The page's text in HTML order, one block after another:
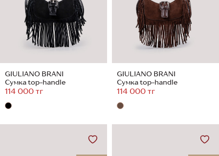
GIULIANO BRANI
Сумка top-handle
114 000 тг
GIULIANO BRANI
Сумка top-handle
114 000 тг